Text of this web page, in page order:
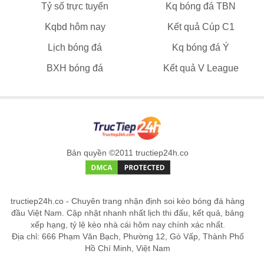
Tỷ số trực tuyến Kq bóng đá TBN
Kqbd hôm nay Kết quả Cúp C1
Lịch bóng đá Kq bóng đá Ý
BXH bóng đá Kết quả V League
Bản quyền ©2011 tructiep24h.co
tructiep24h.co - Chuyên trang nhận định soi kèo bóng đá hàng
đầu Việt Nam. Cập nhật nhanh nhất lịch thi đấu, kết quả, bảng
xếp hạng, tỷ lệ kèo nhà cái hôm nay chính xác nhất.
Địa chỉ: 666 Phạm Văn Bạch, Phường 12, Gò Vấp, Thành Phố
Hồ Chí Minh, Việt Nam